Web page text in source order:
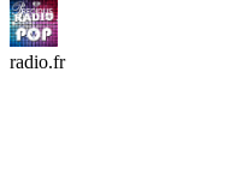
radio.fr